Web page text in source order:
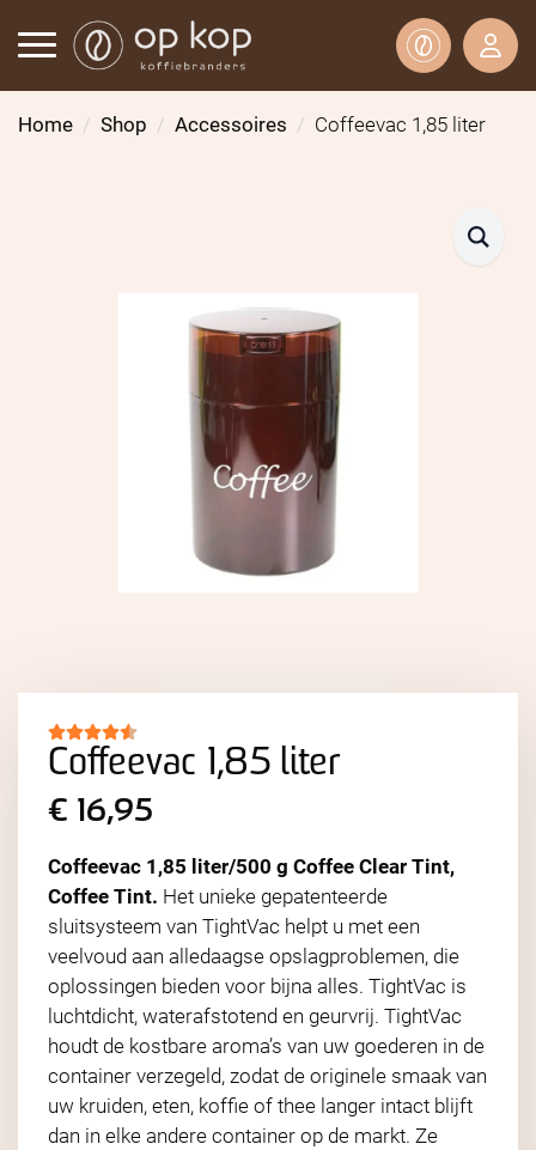
Home Shop Accessoires Coffeevac 1,85 liter
Coffeevac 1,85 liter
€ 16,95
Coffeevac 1,85 liter/500 g Coffee Clear Tint,
Coffee Tint. Het unieke gepatenteerde
sluitsysteem van TightVac helpt u met een
veelvoud aan alledaagse opslagproblemen, die
oplossingen bieden voor bijna alles. TightVac is
luchtdicht, waterafstotend en geurvrij. TightVac
houdt de kostbare aroma’s van uw goederen in de
container verzegeld, zodat de originele smaak van
uw kruiden, eten, koffie of thee langer intact blijft
dan in elke andere container op de markt. Ze